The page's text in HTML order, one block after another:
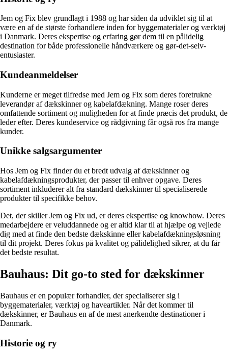
Jem og Fix blev grundlagt i 1988 og har siden da udviklet sig til at
være en af de største forhandlere inden for byggematerialer og værktøj
i Danmark. Deres ekspertise og erfaring gør dem til en pålidelig
destination for både professionelle håndværkere og gør-det-selv-
entusiaster.
Kundeanmeldelser
Kunderne er meget tilfredse med Jem og Fix som deres foretrukne
leverandør af dækskinner og kabelafdækning. Mange roser deres
omfattende sortiment og muligheden for at finde præcis det produkt, de
leder efter. Deres kundeservice og rådgivning får også ros fra mange
kunder.
Unikke salgsargumenter
Hos Jem og Fix finder du et bredt udvalg af dækskinner og
kabelafdækningsprodukter, der passer til enhver opgave. Deres
sortiment inkluderer alt fra standard dækskinner til specialiserede
produkter til specifikke behov.
Det, der skiller Jem og Fix ud, er deres ekspertise og knowhow. Deres
medarbejdere er veluddannede og er altid klar til at hjælpe og vejlede
dig med at finde den bedste dækskinne eller kabelafdækningsløsning
til dit projekt. Deres fokus på kvalitet og pålidelighed sikrer, at du får
det bedste resultat.
Bauhaus: Dit go-to sted for dækskinner
Bauhaus er en populær forhandler, der specialiserer sig i
byggematerialer, værktøj og haveartikler. Når det kommer til
dækskinner, er Bauhaus en af de mest anerkendte destinationer i
Danmark.
Historie og ry